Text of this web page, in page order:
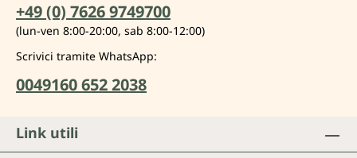
+49 (0) 7626 9749700
(lun-ven 8:00-20:00, sab 8:00-12:00)
Scrivici tramite WhatsApp:
0049160 652 2038
Link utili